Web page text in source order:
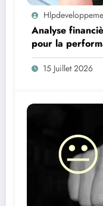
Analyse
pour la
15 Juillet 2026